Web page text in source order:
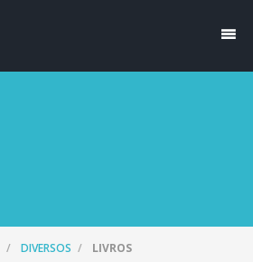
DIVERSOS LIVROS